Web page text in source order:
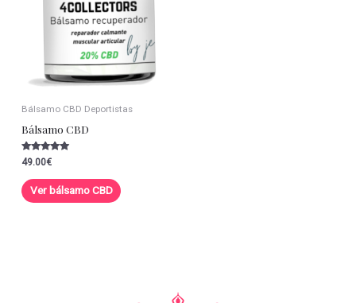
Bálsamo CBD Deportistas
Bálsamo CBD
Valorado con
5.00
de 5
49.00€
Ver bálsamo CBD